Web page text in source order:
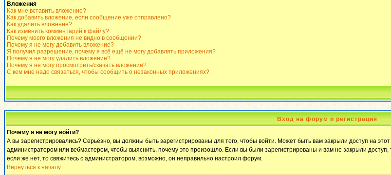
Вложения
Как мне вставить вложение?
Как добавить вложение, если сообщение уже отправлено?
Как удалить вложение?
Как изменить комментарий к файлу?
Почему моего вложения не видно в сообщении?
Почему я не могу добавить вложение?
Я получил разрешение, почему я всё ещё не могу добавлять приложения?
Почему я не могу удалить вложение?
Почему я не могу просмотреть/скачать вложение?
С кем мне надо связаться, чтобы сообщить о незаконных приложениях?
Вход на форум и регистрация
Почему я не могу войти?
А вы зарегистрировались? Серьёзно, вы должны быть зарегистрированы для того, чтобы войти. Может быть вам закрыли доступ на
администратором или вебмастером, чтобы выяснить, почему это произошло. Если вы были зарегистрированы и вам не закрыли
если же нет, то свяжитесь с администратором, возможно, он неправильно настроил форум.
Вернуться к началу